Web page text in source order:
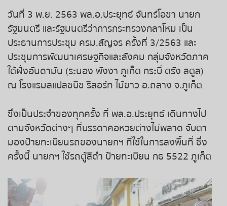
ถ่ายทอดสดหวยไต้หวัน
ถ่ายทอดสดหวยกัมพูชา
หวยหุ้นสด
หวยหุ้นไทย เย็น
หวยหุ้นเกาหลี
หวยหุ้นนิเคอิ เช้า
หวยหุ้นฮั่งเส็ง เช้า
วันที่ 3 พ.ย. 2563 พล.อ.ประยุทธ์ จันทร์โอชา นายก
รัฐมนตรี และรัฐมนตรีว่าการกระทรวงกลาโหม เป็น
ประธานการประชุม ครม.สัญจร ครั้งที่ 3/2563 และ
ประชุมการพัฒนาเศรษฐกิจและสังคม กลุ่มจังหวัดภาค
ใต้ฝั่งอันดามัน (ระนอง พังงา ภูเก็ต กระบี่ ตรัง สตูล)
ณ โรงแรมสแปลชบีช รีสอร์ท ไม้ขาว อ.ถลาง จ.ภูเก็ต
ซึ่งเป็นประจำของทุกครั้ง ที่ พล.อ.ประยุทธ์ เดินทางไป
ตามจังหวัดต่างๆ ที่บรรดาคอหวยต่างไม่พลาด จับตา
มองป้ายทะเบียนรถของนายกฯ ที่ใช้ในการลงพื้นที่ ซึ่ง
ครั้งนี้ นายกฯ ใช้รถตู้สีดำ ป้ายทะเบียน กธ 5522 ภูเก็ต